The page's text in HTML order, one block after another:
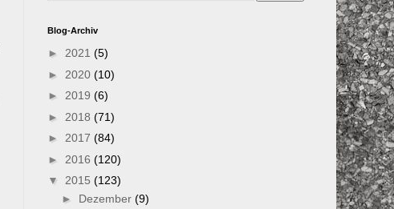
Blog-Archiv
► 2021 (5)
► 2020 (10)
► 2019 (6)
► 2018 (71)
► 2017 (84)
► 2016 (120)
▼ 2015 (123)
► Dezember (9)